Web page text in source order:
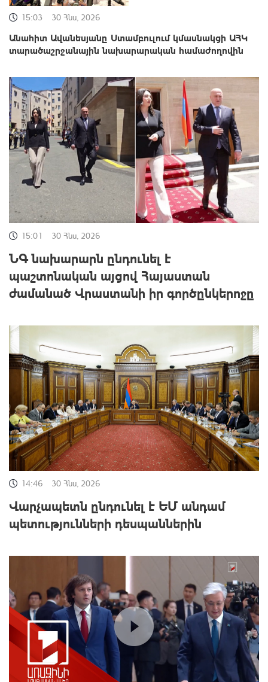
15:03 30 Հնս, 2026
Անահիտ Ավանեսյանը Ստամբուլում կմասնակցի ԱՀԿ
տարածաշրջանային նախարարական համաժողովին
15:01 30 Հնս, 2026
ՆԳ նախարարն ընդունել է
պաշտոնական այցով Հայաստան
ժամանած Վրաստանի իր գործընկերոջը
14:46 30 Հնս, 2026
Վարչապետն ընդունել է ԵՄ անդամ
պետությունների դեսպաններին